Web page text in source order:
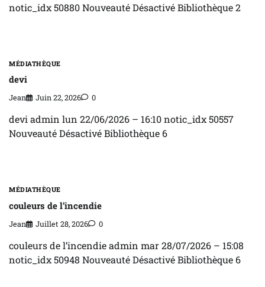
notic_idx 50880 Nouveauté Désactivé Bibliothèque 2
MÉDIATHÈQUE
devi
Jean Juin 22, 2026 0
devi admin lun 22/06/2026 – 16:10 notic_idx 50557
Nouveauté Désactivé Bibliothèque 6
MÉDIATHÈQUE
couleurs de l’incendie
Jean Juillet 28, 2026 0
couleurs de l’incendie admin mar 28/07/2026 – 15:08
notic_idx 50948 Nouveauté Désactivé Bibliothèque 6